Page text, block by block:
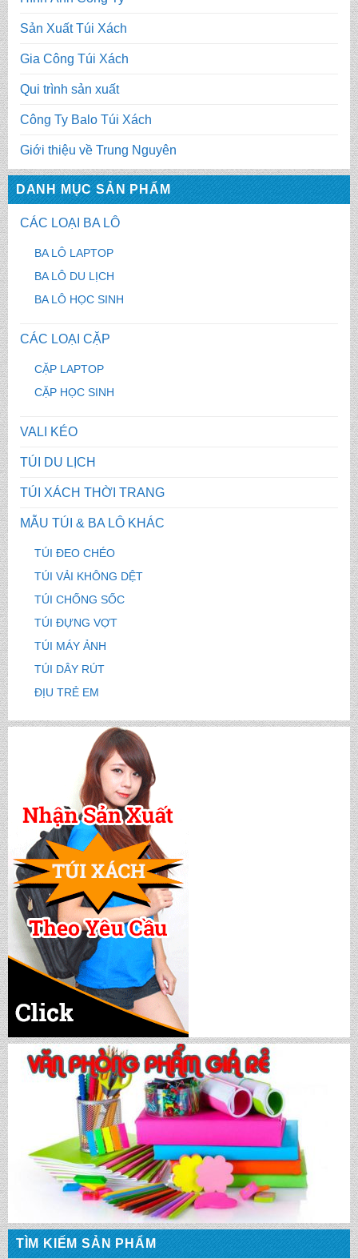
Sản Xuất Túi Xách
Gia Công Túi Xách
Qui trình sản xuất
Công Ty Balo Túi Xách
Giới thiệu về Trung Nguyên
DANH MỤC SẢN PHẨM
CÁC LOẠI BA LÔ
BA LÔ LAPTOP
BA LÔ DU LỊCH
BA LÔ HỌC SINH
CÁC LOẠI CẶP
CẶP LAPTOP
CẶP HỌC SINH
VALI KÉO
TÚI DU LỊCH
TÚI XÁCH THỜI TRANG
MẪU TÚI & BA LÔ KHÁC
TÚI ĐEO CHÉO
TÚI VẢI KHÔNG DỆT
TÚI CHỐNG SỐC
TÚI ĐỰNG VỢT
TÚI MÁY ẢNH
TÚI DÂY RÚT
ĐỊU TRẺ EM
TÌM KIẾM SẢN PHẨM
CẶP HỌC SINH MS: TN 5016
CẶP HỌC SINH MS: TN 5015
CẶP HỌC SINH MS: TN 5014
CẶP HỌC SINH MS: TN 5013
CẶP HỌC SINH MS: TN 5012